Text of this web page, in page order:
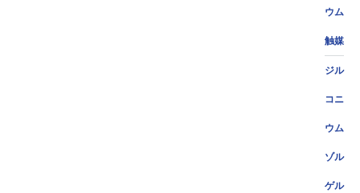
ウム
触媒
ジル
コニ
ウム
ゾル
ゲル